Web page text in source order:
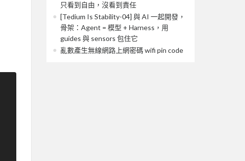
只看到自由，沒看到責任
[Tedium Is Stability-04] 與 AI 一起開發，
骨架：Agent = 模型 + Harness，用
guides 與 sensors 包住它
亂數產生無線網路上網密碼 wifi pin code